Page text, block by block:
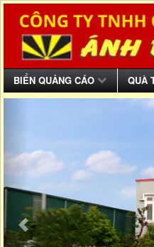
BIỂN QUẢNG CÁO QUÀ